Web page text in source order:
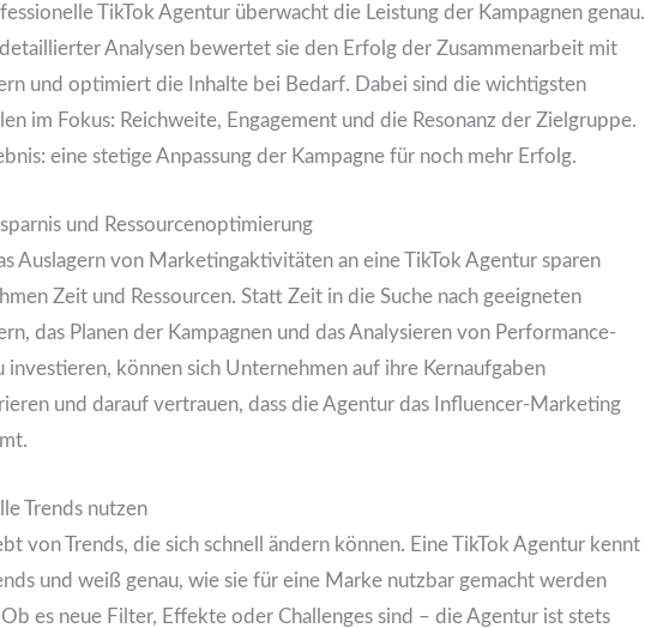
TikTok Agentur überwacht die Leistung der Kampagnen genau.
Analysen bewertet sie den Erfolg der Zusammenarbeit mit
und optimiert die Inhalte bei Bedarf. Dabei sind die wichtigsten
im Fokus: Reichweite, Engagement und die Resonanz der Zielgruppe.
eine stetige Anpassung der Kampagne für noch mehr Erfolg.
und Ressourcenoptimierung
Auslagern von Marketingaktivitäten an eine TikTok Agentur sparen
Zeit und Ressourcen. Statt Zeit in die Suche nach geeigneten
das Planen der Kampagnen und das Analysieren von Performance-
investieren, können sich Unternehmen auf ihre Kernaufgaben
und darauf vertrauen, dass die Agentur das Influencer-Marketing
Trends nutzen
von Trends, die sich schnell ändern können. Eine TikTok Agentur kennt
und weiß genau, wie sie für eine Marke nutzbar gemacht werden
es neue Filter, Effekte oder Challenges sind – die Agentur ist stets